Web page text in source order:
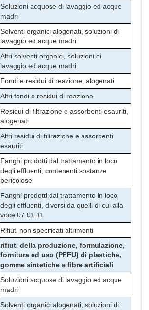
Soluzioni acquose di lavaggio ed acque
madri
Solventi organici alogenati, soluzioni di
lavaggio ed acque madri
Altri solventi organici, soluzioni di
lavaggio ed acque madri
Fondi e residui di reazione, alogenati
Altri fondi e residui di reazione
Residui di filtrazione e assorbenti esauriti,
alogenati
Altri residui di filtrazione e assorbenti
esauriti
Fanghi prodotti dal trattamento in loco
degli effluenti, contenenti sostanze
pericolose
Fanghi prodotti dal trattamento in loco
degli effluenti, diversi da quelli di cui alla
voce 07 01 11
Rifiuti non specificati altrimenti
rifiuti della produzione, formulazione,
fornitura ed uso (PFFU) di plastiche,
gomme sintetiche e fibre artificiali
Soluzioni acquose di lavaggio ed acque
madri
Solventi organici alogenati, soluzioni di